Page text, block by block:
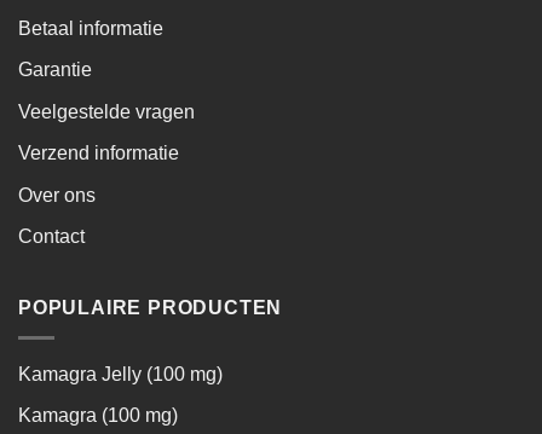
Betaal informatie
Garantie
Veelgestelde vragen
Verzend informatie
Over ons
Contact
POPULAIRE PRODUCTEN
Kamagra Jelly (100 mg)
Kamagra (100 mg)